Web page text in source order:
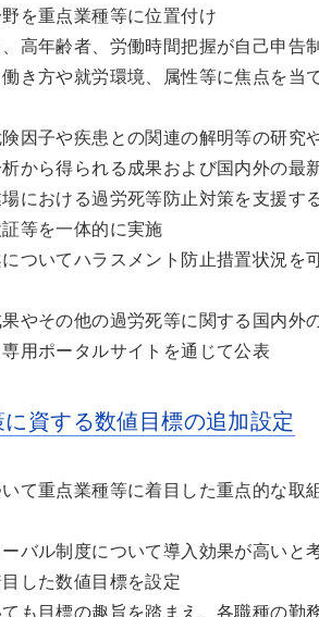
を重点業種等に位置付け
年齢者、労働時間把握が自己申告
き方や就労環境、属性等に焦点を当
子や疾患との関連の解明等の研究
から得られる成果および国内外の最
における過労死等防止対策を支援す
等を一体的に実施
いてハラスメント防止措置状況を
その他の過労死等に関する国内外
用ポータルサイトを通じて公表
資する数値目標の追加設定
重点業種等に着目した重点的な取
ル制度について導入効果が高いと
した数値目標を設定
目標の趣旨を踏まえ、各職種の勤